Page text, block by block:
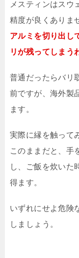
メスティンはスウ
精度が良くありま
アルミを切り出し
リが残ってしまう
普通だったらバリ
前ですが、海外製
ます。
実際に縁を触って
このままだと、手
し、ご飯を炊いた
得ます。
いずれにせよ危険
しましょう。